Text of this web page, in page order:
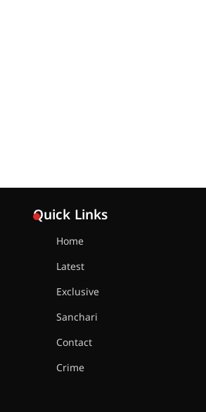
Quick Links
Home
Latest
Exclusive
Sanchari
Contact
Crime